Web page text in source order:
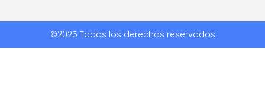
©2025 Todos los derechos reservados